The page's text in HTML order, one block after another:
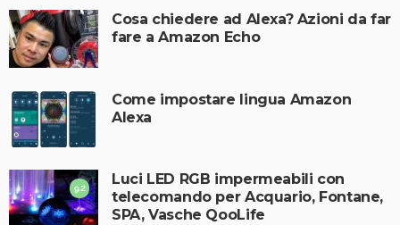
Cosa chiedere ad Alexa? Azioni da far
fare a Amazon Echo
Come impostare lingua Amazon
Alexa
9.2
Luci LED RGB impermeabili con
telecomando per Acquario, Fontane,
SPA, Vasche QooLife